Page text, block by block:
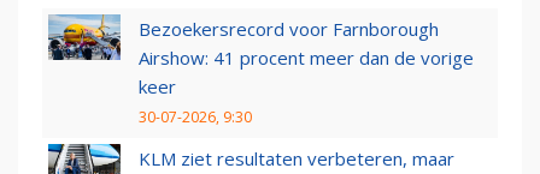
Bezoekersrecord voor Farnborough
Airshow: 41 procent meer dan de vorige
keer
30-07-2026, 9:30
KLM ziet resultaten verbeteren, maar